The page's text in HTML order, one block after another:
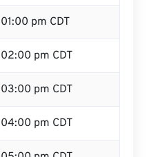
01:00 pm CDT
02:00 pm CDT
03:00 pm CDT
04:00 pm CDT